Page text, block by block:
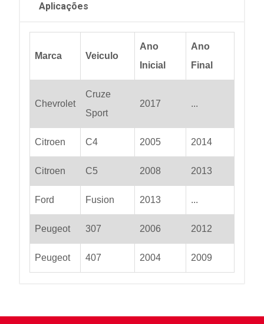
Aplicações
Marca Veiculo
Ano
Inicial
Ano
Final
Chevrolet
Cruze
Sport
2017 ...
Citroen C4 2005 2014
Citroen C5 2008 2013
Ford Fusion 2013 ...
Peugeot 307 2006 2012
Peugeot 407 2004 2009